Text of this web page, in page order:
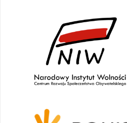
Uncategorized Czytaj Więcej